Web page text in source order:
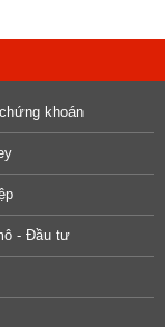
khoán
- Đầu tư